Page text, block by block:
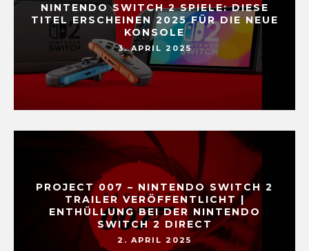
NINTENDO SWITCH 2 SPIELE: DIESE
TITEL ERSCHEINEN 2025 FÜR DIE NEUE
KONSOLE
3. APRIL 2025
PROJECT 007 – NINTENDO SWITCH 2
TRAILER VERÖFFENTLICHT |
ENTHÜLLUNG BEI DER NINTENDO
SWITCH 2 DIRECT
2. APRIL 2025